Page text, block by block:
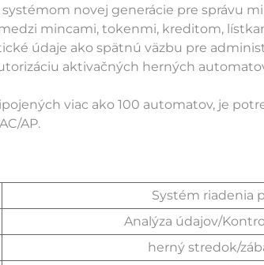
novej generácie pre správu
mincami, tokenmi, kreditom,
údaje ako spätnú väzbu pre
aktivačných herných
viac ako 100 automatov, je
AP.
Systém riadenia
Analýza údajov/
herný stredok/